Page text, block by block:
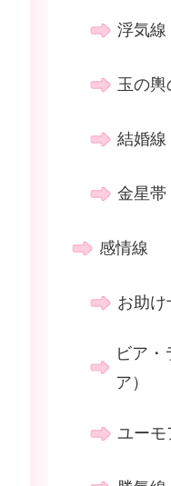
浮気線
玉の輿
結婚線
金星帯
感情線
お助け
ビア・
ア）
ユーモ